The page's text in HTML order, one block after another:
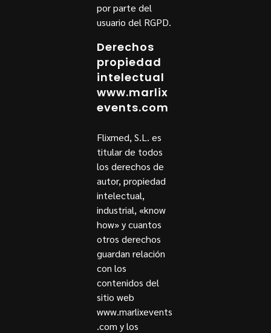
por parte del
usuario del RGPD.
Derechos
propiedad
intelectual
www.marlix
events.com
Flixmed, S.L. es
titular de todos
los derechos de
autor, propiedad
intelectual,
industrial, «know
how» y cuantos
otros derechos
guardan relación
con los
contenidos del
sitio web
www.marlixevents
.com y los